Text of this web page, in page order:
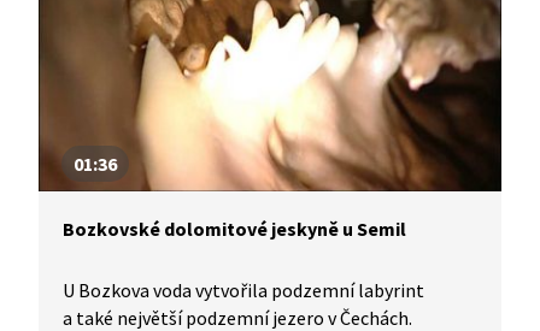
01:36
Bozkovské dolomitové jeskyně u Semil
U Bozkova voda vytvořila podzemní labyrint
a také největší podzemní jezero v Čechách.